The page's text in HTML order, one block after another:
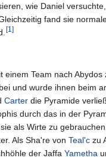
wie Daniel
fand sie
[1 ]
Team nach Abydos
und wurde ihnen beim
Carter die Pyramide
durch das in der
als Wirte zu
Als Sha're von Teal'c zu
der Jaffa Yametha